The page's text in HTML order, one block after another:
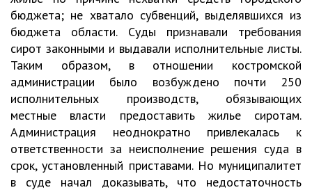
бюджета; не хватало субвенций, выделявшихся из
бюджета области. Суды признавали требования
сирот законными и выдавали исполнительные листы.
Таким образом, в отношении костромской
администрации было возбуждено почти 250
исполнительных производств, обязывающих
местные власти предоставить жилье сиротам.
Администрация неоднократно привлекалась к
ответственности за неисполнение решения суда в
срок, установленный приставами. Но муниципалитет
в суде начал доказывать, что недостаточность